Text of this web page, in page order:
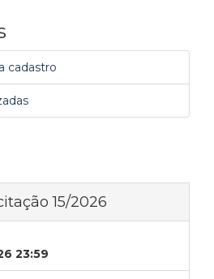
cadastro
15/2026
23:59